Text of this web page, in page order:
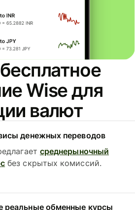
Wise для
валют
денежных переводов
среднерыночный
без скрытых комиссий.
реальные обменные курсы